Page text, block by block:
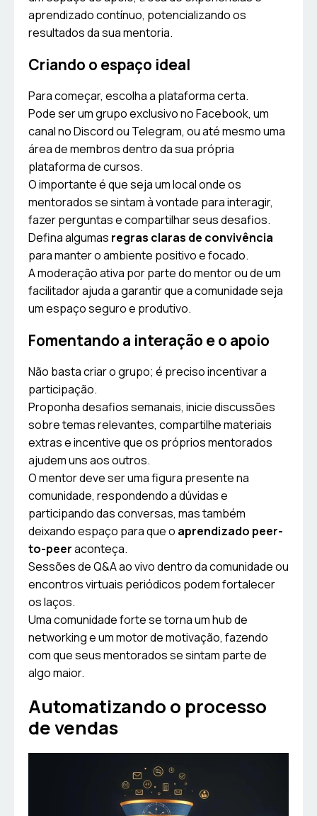
aprendizado contínuo, potencializando os
resultados da sua mentoria.
Criando o espaço ideal
Para começar, escolha a plataforma certa.
Pode ser um grupo exclusivo no Facebook, um
canal no Discord ou Telegram, ou até mesmo uma
área de membros dentro da sua própria
plataforma de cursos.
O importante é que seja um local onde os
mentorados se sintam à vontade para interagir,
fazer perguntas e compartilhar seus desafios.
Defina algumas regras claras de convivência
para manter o ambiente positivo e focado.
A moderação ativa por parte do mentor ou de um
facilitador ajuda a garantir que a comunidade seja
um espaço seguro e produtivo.
Fomentando a interação e o apoio
Não basta criar o grupo; é preciso incentivar a
participação.
Proponha desafios semanais, inicie discussões
sobre temas relevantes, compartilhe materiais
extras e incentive que os próprios mentorados
ajudem uns aos outros.
O mentor deve ser uma figura presente na
comunidade, respondendo a dúvidas e
participando das conversas, mas também
deixando espaço para que o aprendizado peer-
to-peeraconteça.
Sessões de Q&A ao vivo dentro da comunidade ou
encontros virtuais periódicos podem fortalecer
os laços.
Uma comunidade forte se torna um hub de
networking e um motor de motivação, fazendo
com que seus mentorados se sintam parte de
algo maior.
Automatizando o processo
de vendas